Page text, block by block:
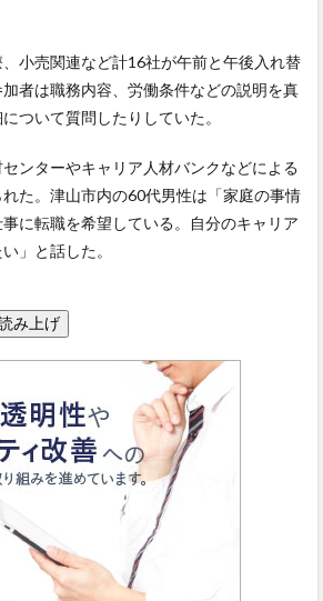
小売関連など計16社が午前と午後入れ替
者は職務内容、労働条件などの説明を真
ついて質問したりしていた。
ンターやキャリア人材バンクなどによる
た。津山市内の60代男性は「家庭の事情
に転職を希望している。自分のキャリア
」と話した。